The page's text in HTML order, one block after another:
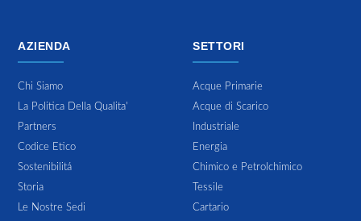
AZIENDA
Chi Siamo
La Politica Della Qualita'
Partners
Codice Etico
Sostenibilitá
Storia
Le Nostre Sedi
SETTORI
Acque Primarie
Acque di Scarico
Industriale
Energia
Chimico e Petrolchimico
Tessile
Cartario